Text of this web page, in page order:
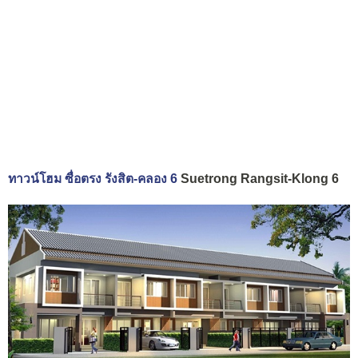
ทาวน์โฮม ซื่อตรง รังสิต-คลอง 6 Suetrong Rangsit-Klong 6